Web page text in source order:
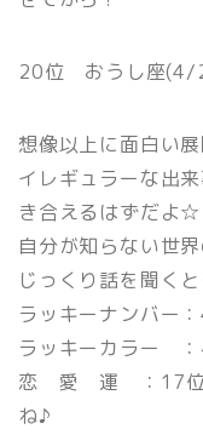
20位 おうし座(4/
想像以上に面白い
イレギュラーな出
き合えるはずだよ☆
自分が知らない世
じっくり話を聞くと
ラッキーナンバー
ラッキーカラー ：
恋 愛 運 ：17位
ね♪